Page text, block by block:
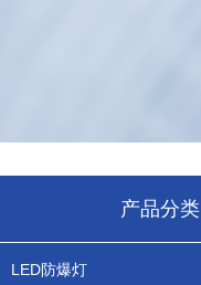
产品分类
LED防爆灯